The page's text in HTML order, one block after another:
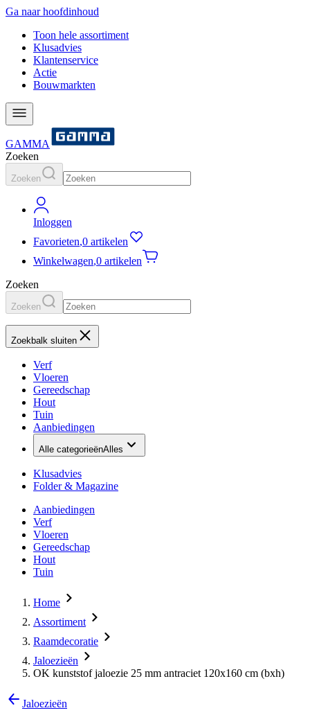
Ga naar hoofdinhoud
Toon hele assortiment
Klusadvies
Klantenservice
Actie
Bouwmarkten
GAMMA
Zoeken
Zoeken
Inloggen
Favorieten,0 artikelen
Winkelwagen,0 artikelen
Zoeken
Zoeken
Zoekbalk sluiten
Verf
Vloeren
Gereedschap
Hout
Tuin
Aanbiedingen
Alle categorieënAlles
Klusadvies
Folder & Magazine
Aanbiedingen
Verf
Vloeren
Gereedschap
Hout
Tuin
Home
Assortiment
Raamdecoratie
Jaloezieën
OK kunststof jaloezie 25 mm antraciet 120x160 cm (bxh)
Jaloezieën